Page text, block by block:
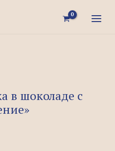
в шоколаде с